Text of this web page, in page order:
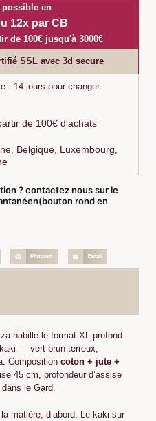
possible en
12x par CB
de 100€ jusqu'à 3000€
SSL avec 3d secure
: 14 jours pour changer
de 100€ d'achats
Belgique, Luxembourg,
? contactez nous sur le
rond en
Pinterest Email
habille le format XL profond
— vert-brun terreux,
. Composition coton + jute +
45 cm, profondeur d’assise
le Gard.
matière, d’abord. Le kaki sur